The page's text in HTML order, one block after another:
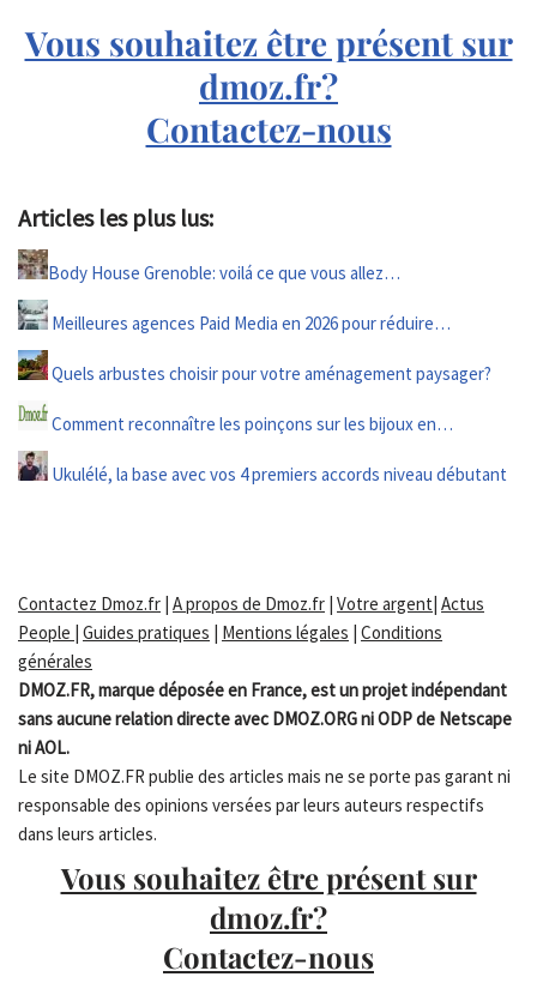
Vous souhaitez être présent sur
dmoz.fr?
Contactez-nous
Articles les plus lus:
Body House Grenoble: voilá ce que vous allez…
Meilleures agences Paid Media en 2026 pour réduire…
Quels arbustes choisir pour votre aménagement paysager?
Comment reconnaître les poinçons sur les bijoux en…
Ukulélé, la base avec vos 4 premiers accords niveau débutant
Contactez Dmoz.fr | A propos de Dmoz.fr | Votre argent| Actus
People | Guides pratiques | Mentions légales | Conditions
générales
DMOZ.FR, marque déposée en France, est un projet indépendant
sans aucune relation directe avec DMOZ.ORG ni ODP de Netscape
ni AOL.
Le site DMOZ.FR publie des articles mais ne se porte pas garant ni
responsable des opinions versées par leurs auteurs respectifs
dans leurs articles.
Vous souhaitez être présent sur
dmoz.fr?
Contactez-nous